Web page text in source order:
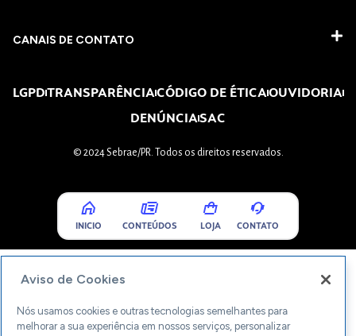
CANAIS DE CONTATO
LGPDTRANSPARÊNCIACÓDIGO DE ÉTICAOUVIDORIA
DENÚNCIASAC
© 2024 Sebrae/PR. Todos os direitos reservados.
INICIO CONTEÚDOS LOJA CONTATO
Aviso de Cookies
Nós usamos cookies e outras tecnologias semelhantes para
melhorar a sua experiência em nossos serviços, personalizar